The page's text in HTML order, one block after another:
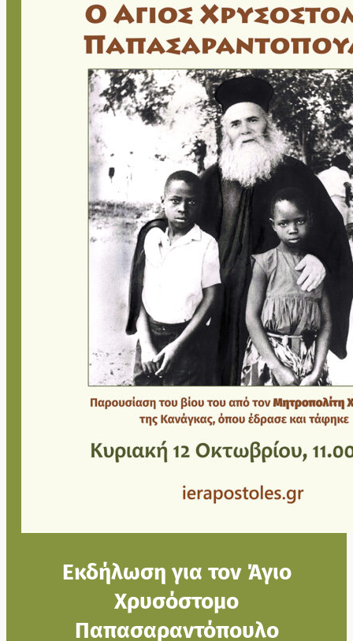
Εκδήλωση για τον Άγιο
Χρυσόστομο
Παπασαραντόπουλο